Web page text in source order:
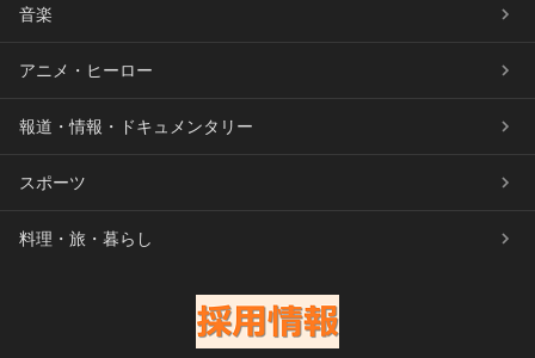
音楽
アニメ・ヒーロー
報道・情報・ドキュメンタリー
スポーツ
料理・旅・暮らし